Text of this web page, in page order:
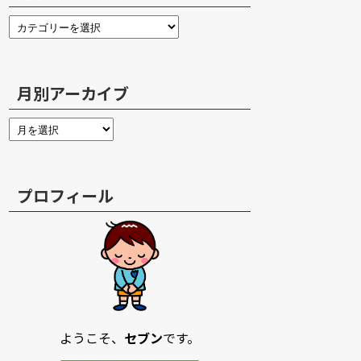
月別アーカイブ
プロフィール
ようこそ、 セブンです。